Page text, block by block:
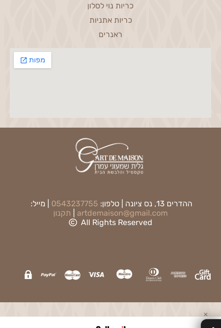
כריות נוי לסלון
כריות אתניות
ראנרים
ההדרים 13, נס ציונה | טלפון: 0543237755 | מייל:
artdemaison@gmail.com
תקנון
All Rights Reserved
✕